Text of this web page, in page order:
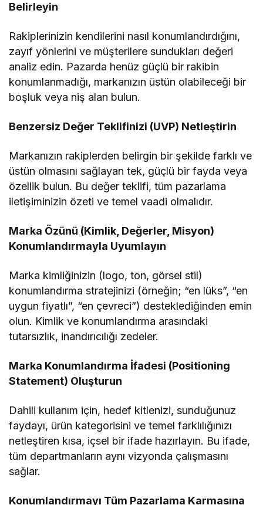
Belirleyin
Rakiplerinizin kendilerini nasıl konumlandırdığını,
zayıf yönlerini ve müşterilere sundukları değeri
analiz edin. Pazarda henüz güçlü bir rakibin
konumlanmadığı, markanızın üstün olabileceği bir
boşluk veya niş alan bulun.
Benzersiz Değer Teklifinizi (UVP) Netleştirin
Markanızın rakiplerden belirgin bir şekilde farklı ve
üstün olmasını sağlayan tek, güçlü bir fayda veya
özellik bulun. Bu değer teklifi, tüm pazarlama
iletişiminizin özeti ve temel vaadi olmalıdır.
Marka Özünü (Kimlik, Değerler, Misyon)
Konumlandırmayla Uyumlayın
Marka kimliğinizin (logo, ton, görsel stil)
konumlandırma stratejinizi (örneğin; “en lüks”, “en
uygun fiyatlı”, “en çevreci”) desteklediğinden emin
olun. Kimlik ve konumlandırma arasındaki
tutarsızlık, inandırıcılığı zedeler.
Marka Konumlandırma İfadesi (Positioning
Statement) Oluşturun
Dahili kullanım için, hedef kitlenizi, sunduğunuz
faydayı, ürün kategorisini ve temel farklılığınızı
netleştiren kısa, içsel bir ifade hazırlayın. Bu ifade,
tüm departmanların aynı vizyonda çalışmasını
sağlar.
Konumlandırmayı Tüm Pazarlama Karmasına